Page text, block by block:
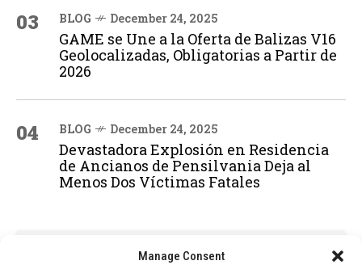
Manage Consent
03 BLOG December 24, 2025
GAME se Une a la Oferta de Balizas V16
Geolocalizadas, Obligatorias a Partir de
2026
04 BLOG December 24, 2025
Devastadora Explosión en Residencia
de Ancianos de Pensilvania Deja al
Menos Dos Víctimas Fatales